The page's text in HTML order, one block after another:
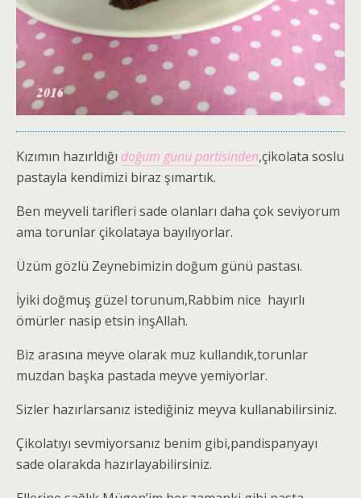
Kızımın hazırldığı doğum günü partisinden,çikolata soslu
pastayla kendimizi biraz şımartık.
Ben meyveli tarifleri sade olanları daha çok seviyorum
ama torunlar çikolataya bayılıyorlar.
Üzüm gözlü Zeynebimizin doğum günü pastası.
İyiki doğmuş güzel torunum,Rabbim nice hayırlı
ömürler nasip etsin inşAllah.
Biz arasına meyve olarak muz kullandık,torunlar
muzdan başka pastada meyve yemiyorlar.
Sizler hazırlarsanız istediğiniz meyva kullanabilirsiniz.
Çikolatıyı sevmiyorsanız benim gibi,pandispanyayı
sade olarakda hazırlayabilirsiniz.